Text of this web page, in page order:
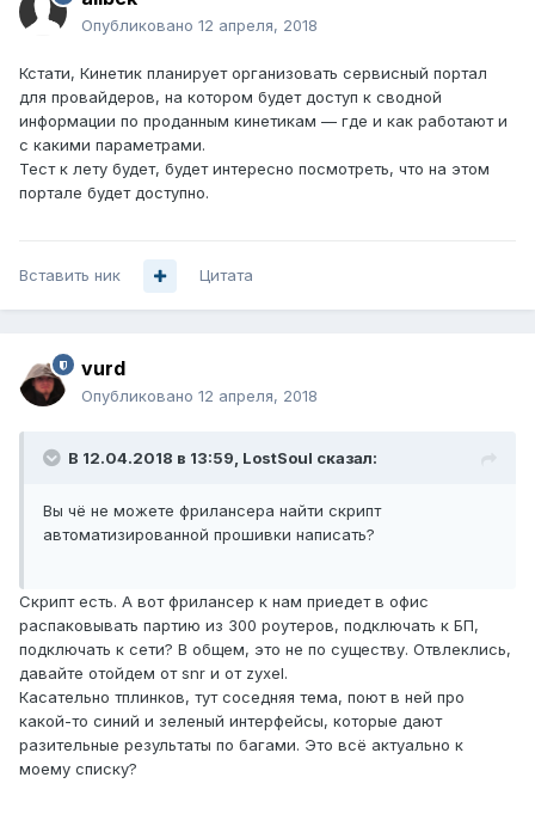
Опубликовано 12 апреля, 2018
Кстати, Кинетик планирует организовать сервисный портал
для провайдеров, на котором будет доступ к сводной
информации по проданным кинетикам — где и как работают и
с какими параметрами.
Тест к лету будет, будет интересно посмотреть, что на этом
портале будет доступно.
Вставить ник Цитата
vurd
Опубликовано 12 апреля, 2018
В 12.04.2018 в 13:59, LostSoul сказал:
Вы чё не можете фрилансера найти скрипт
автоматизированной прошивки написать?
Скрипт есть. А вот фрилансер к нам приедет в офис
распаковывать партию из 300 роутеров, подключать к БП,
подключать к сети? В общем, это не по существу. Отвлеклись,
давайте отойдем от snr и от zyxel.
Касательно тплинков, тут соседняя тема, поют в ней про
какой-то синий и зеленый интерфейсы, которые дают
разительные результаты по багами. Это всё актуально к
моему списку?